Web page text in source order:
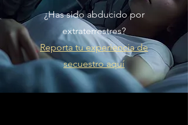
¿Has sido abducido por
extraterrestres?
Reporta tu experiencia de
secuestro aquí